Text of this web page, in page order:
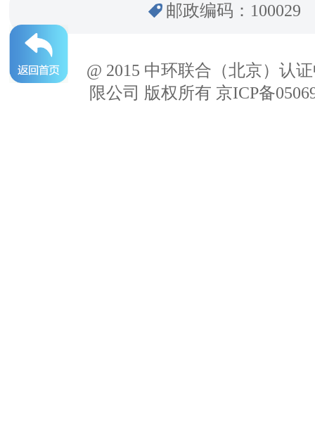
邮政编码：100029
@ 2015 中环联合（北京）认
限公司 版权所有 京ICP备